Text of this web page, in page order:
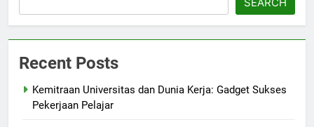
Recent Posts
Kemitraan Universitas dan Dunia Kerja: Gadget Sukses
Pekerjaan Pelajar